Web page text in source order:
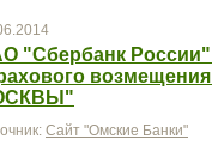
"Сбербанк России"
Сайт "Омские Банки"